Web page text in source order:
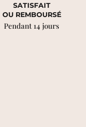
SATISFAIT
OU REMBOURSÉ
Pendant 14 jours